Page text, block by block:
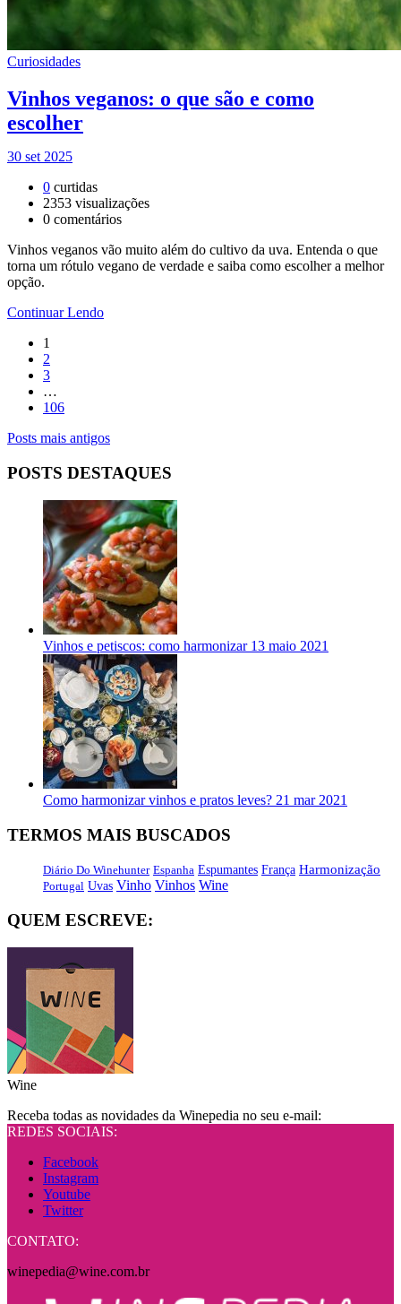
Curiosidades
Vinhos veganos: o que são e como
escolher
30 set 2025
0 curtidas
2353 visualizações
0 comentários
Vinhos veganos vão muito além do cultivo da uva. Entenda o que
torna um rótulo vegano de verdade e saiba como escolher a melhor
opção.
Continuar Lendo
1
2
3
…
106
Posts mais antigos
POSTS DESTAQUES
Vinhos e petiscos: como harmonizar 13 maio 2021
Como harmonizar vinhos e pratos leves? 21 mar 2021
TERMOS MAIS BUSCADOS
Diário Do Winehunter Espanha Espumantes França Harmonização
Portugal Uvas Vinho Vinhos Wine
QUEM ESCREVE:
Wine
Receba todas as novidades da Winepedia no seu e-mail:
REDES SOCIAIS:
Facebook
Instagram
Youtube
Twitter
CONTATO:
winepedia@wine.com.br